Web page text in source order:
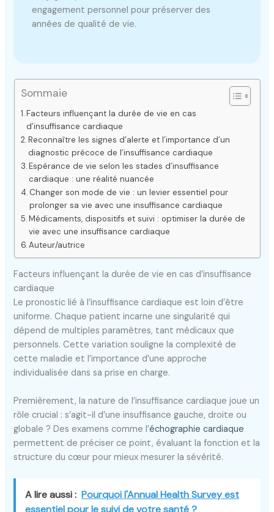
engagement personnel pour préserver des
années de qualité de vie.
Sommaie
Facteurs influençant la durée de vie en cas
d’insuffisance cardiaque
Reconnaître les signes d’alerte et l’importance d’un
diagnostic précoce de l’insuffisance cardiaque
Espérance de vie selon les stades d’insuffisance
cardiaque : une réalité nuancée
Changer son mode de vie : un levier essentiel pour
prolonger sa vie avec une insuffisance cardiaque
Médicaments, dispositifs et suivi : optimiser la durée de
vie avec une insuffisance cardiaque
Auteur/autrice
Facteurs influençant la durée de vie en cas d’insuffisance
cardiaque
Le pronostic lié à l’insuffisance cardiaque est loin d’être
uniforme. Chaque patient incarne une singularité qui
dépend de multiples paramètres, tant médicaux que
personnels. Cette variation souligne la complexité de
cette maladie et l’importance d’une approche
individualisée dans sa prise en charge.
Premièrement, la nature de l’insuffisance cardiaque joue un
rôle crucial : s’agit-il d’une insuffisance gauche, droite ou
globale ? Des examens comme l’échographie cardiaque
permettent de préciser ce point, évaluant la fonction et la
structure du cœur pour mieux mesurer la sévérité.
A lire aussi : Pourquoi l'Annual Health Survey est
essentiel pour le suivi de votre santé ?